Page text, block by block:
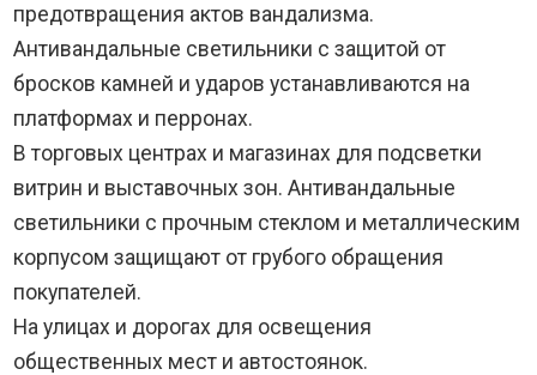
предотвращения актов вандализма.
Антивандальные светильники с защитой от
бросков камней и ударов устанавливаются на
платформах и перронах.
В торговых центрах и магазинах для подсветки
витрин и выставочных зон. Антивандальные
светильники с прочным стеклом и металлическим
корпусом защищают от грубого обращения
покупателей.
На улицах и дорогах для освещения
общественных мест и автостоянок.